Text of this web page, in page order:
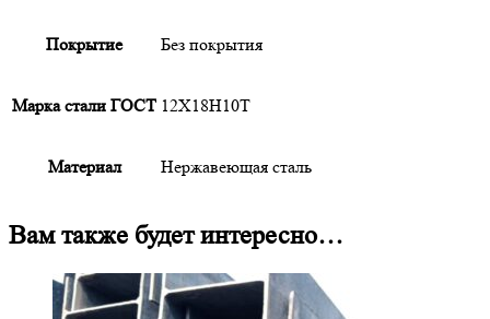
Покрытие Без покрытия
Марка стали ГОСТ 12Х18Н10Т
Материал Нержавеющая сталь
Вам также будет интересно…